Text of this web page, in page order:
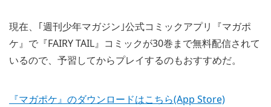
現在、｢週刊少年マガジン｣公式コミックアプリ『マガポ
ケ』で『FAIRY TAIL』コミックが30巻まで無料配信されて
いるので、予習してからプレイするのもおすすめだ。
『マガポケ』のダウンロードはこちら(App Store)